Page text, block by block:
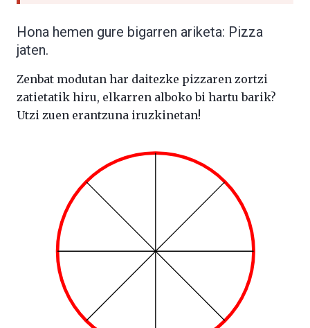
Hona hemen gure bigarren ariketa: Pizza
jaten.
Zenbat modutan har daitezke pizzaren zortzi
zatietatik hiru, elkarren alboko bi hartu barik?
Utzi zuen erantzuna iruzkinetan!